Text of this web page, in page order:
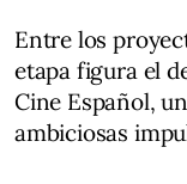
Entre los
etapa figura el
Cine Español,
ambiciosas